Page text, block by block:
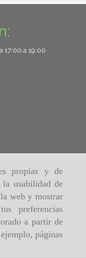
propias y de
la usabilidad de
web y mostrar
preferencias
a partir de
páginas
17:00 a 19:00